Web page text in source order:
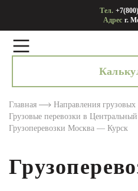
Тел.
Адрес г.
Главная
Направления грузовых
Грузовые перевозки в
Грузоперевозки Москва — Курск